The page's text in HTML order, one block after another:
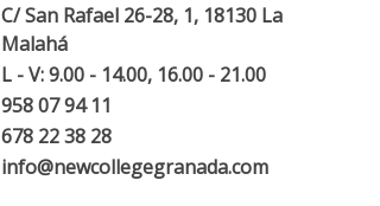
C/ San Rafael 26-28, 1, 18130 La
Malahá
L - V: 9.00 - 14.00, 16.00 - 21.00
958 07 94 11
678 22 38 28
info@newcollegegranada.com